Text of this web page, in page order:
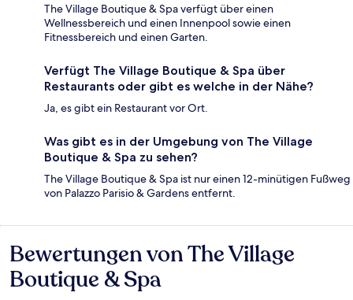
The Village Boutique & Spa verfügt über einen
Wellnessbereich und einen Innenpool sowie einen
Fitnessbereich und einen Garten.
Verfügt The Village Boutique & Spa über
Restaurants oder gibt es welche in der Nähe?
Ja, es gibt ein Restaurant vor Ort.
Was gibt es in der Umgebung von The Village
Boutique & Spa zu sehen?
The Village Boutique & Spa ist nur einen 12-minütigen Fußweg
von Palazzo Parisio & Gardens entfernt.
Bewertungen
Bewertungen von The Village
Boutique & Spa